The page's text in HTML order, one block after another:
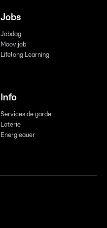
Jobs
Jobdag
Moovijob
Lifelong Learning
Info
Services de garde
Loterie
Energieauer